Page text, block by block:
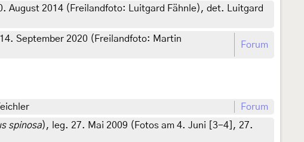
August 2014 (Freilandfoto: Luitgard Fähnle), det. Luitgard
September 2020 (Freilandfoto: Martin
Forum
Forum
spinosa), leg. 27. Mai 2009 (Fotos am 4. Juni [3-4], 27.